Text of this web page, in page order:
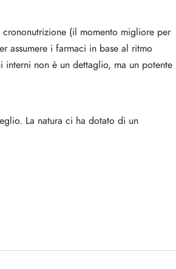
(il momento migliore per
assumere i farmaci in base al ritmo
non è un dettaglio, ma un potente
La natura ci ha dotato di un